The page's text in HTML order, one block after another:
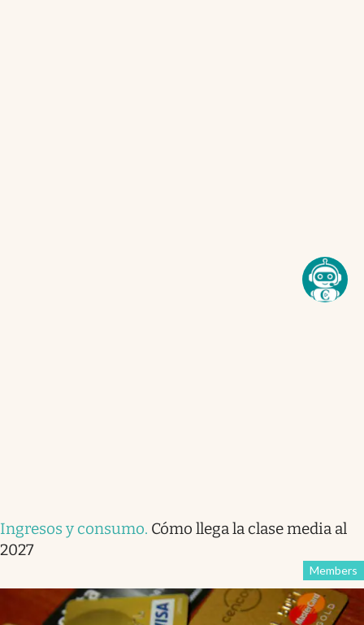
Ingresos y consumo. Cómo llega la clase media al
2027
Members